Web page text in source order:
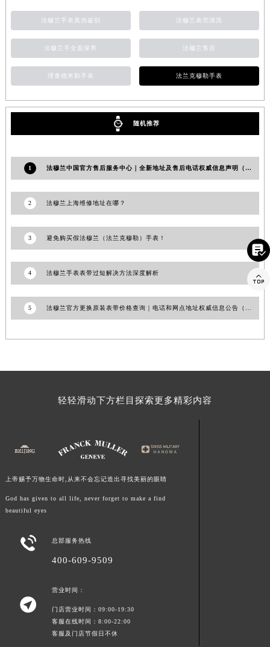
法穆兰手表真伪鉴别 法穆兰表壳清洗
法穆兰手全面保养 法穆兰售后
理查德米勒手表 法兰克穆勒手表
随机推荐
1 法穆兰中国官方售后服务中心｜全新地址及售后电话权威信息声明（2026年6月最新）
2 法穆兰上海维修地址在哪？
3 避免购买假法穆兰（法兰克穆勒）手表！
4 法穆兰手表表带过短解决方法深度解析
5
轻轻滑动下方栏目探索更多精彩内容
上帝赐予万物生命时,从来不会忘记造出寻找美丽的眼睛
God has given to all life, never forget to make a find
beautiful eyes
 总部服务热线
400-609-9509

营业时间：
门店营业时间：09:00-19:30
客服在线时间：8:00-22:00
客服及门店节假日不休

